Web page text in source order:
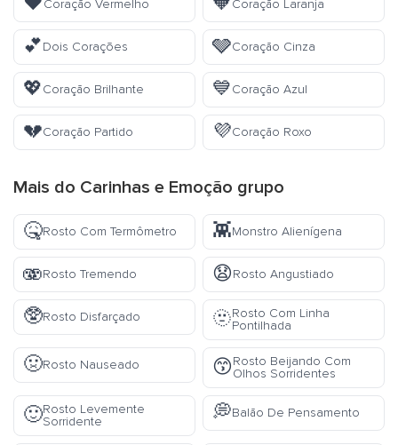
Coração Vermelho Coração Laranja
💕Dois Corações 🩶Coração Cinza
💖Coração Brilhante 💙Coração Azul
💔Coração Partido 💜Coração Roxo
Mais do Carinhas e Emoção grupo
🤒Rosto Com Termômetro 👾Monstro Alienígena
🫨Rosto Tremendo 😧Rosto Angustiado
🥸Rosto Disfarçado 🫥Rosto Com Linha
Pontilhada
🤢Rosto Nauseado 😙Rosto Beijando Com
Olhos Sorridentes
🙂Rosto Levemente
Sorridente
💭Balão De Pensamento